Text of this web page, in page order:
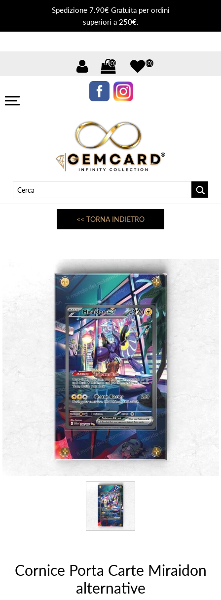
Spedizione 7.90€ Gratuita per ordini
superiori a 250€.
(0) (0)
<< TORNA INDIETRO
Cornice Porta Carte Miraidon
alternative